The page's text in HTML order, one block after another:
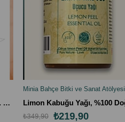
Portakal Uçucu Yağı, %100 Doğal ve Saf. 10 ml
SEPETE EKLE
Minia Bahçe Bitki ve Sanat Atölyesi
₺219,90
₺349,90